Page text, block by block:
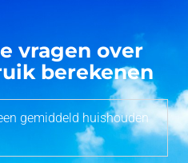
vragen over
berekenen
gemiddeld huishouden